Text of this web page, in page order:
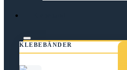
KLEBEBÄNDER